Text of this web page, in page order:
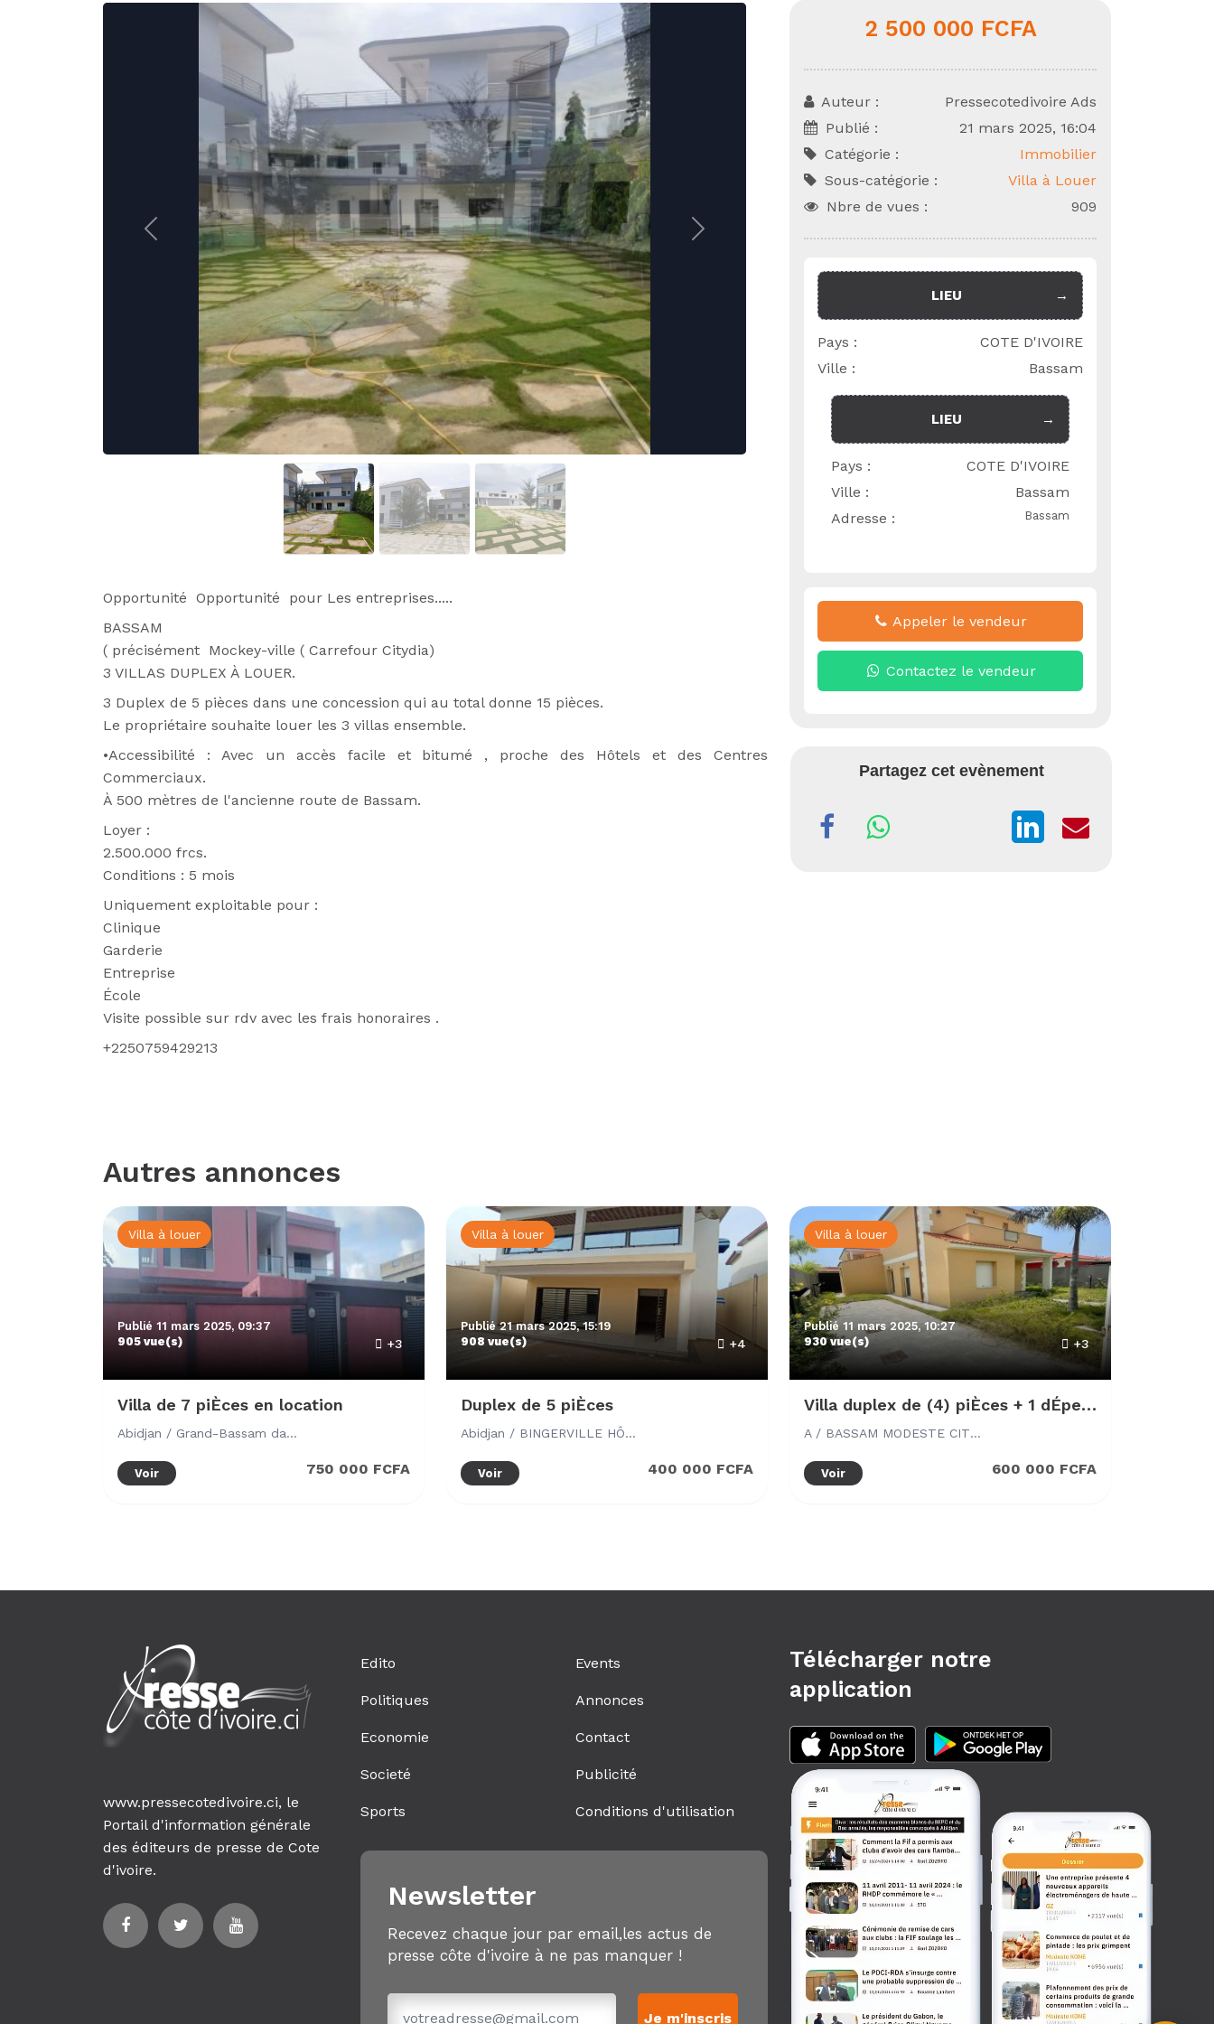
Classement FIFA: La Côte d'Ivoire occupe le 6ème rang africain et la 31e place mondiale
Previous Next
Opportunité  Opportunité  pour Les entreprises.....
BASSAM
( précisément  Mockey-ville ( Carrefour Citydia)
3 VILLAS DUPLEX À LOUER.
3 Duplex de 5 pièces dans une concession qui au total donne 15 pièces.
Le propriétaire souhaite louer les 3 villas ensemble.
•Accessibilité : Avec un accès facile et bitumé , proche des Hôtels et des Centres
Commerciaux.
À 500 mètres de l'ancienne route de Bassam.
Loyer :
2.500.000 frcs.
Conditions : 5 mois
Uniquement exploitable pour :
Clinique
Garderie
Entreprise
École
Visite possible sur rdv avec les frais honoraires .
+2250759429213
2 500 000 FCFA
Auteur :
Pressecotedivoire Ads
Publié :
21 mars 2025, 16:04
Catégorie :
Immobilier
Sous-catégorie :
Villa à Louer
Nbre de vues :
909
LIEU
Pays :
COTE D'IVOIRE
Ville :
Bassam
LIEU
Pays :
COTE D'IVOIRE
Ville :
Bassam
Adresse :
Bassam
Appeler le vendeur
Contactez le vendeur
Partagez cet evènement
Autres annonces
Publié 11 mars 2025, 09:37
905 vue(s)
Villa à louer
+3
Villa de 7 piÈces en location
Abidjan / Grand-Bassam dans la Cité Les Rosiers
Voir 750 000 FCFA
Publié 21 mars 2025, 15:19
908 vue(s)
Villa à louer
+4
Duplex de 5 piÈces
Abidjan / BINGERVILLE HÔPITAL MÈRE ENFANT
Voir 400 000 FCFA
Publié 11 mars 2025, 10:27
930 vue(s)
Villa à louer
+3
Villa duplex de (4) piÈces + 1 dÉpendance haut standing
A / BASSAM MODESTE CITÉ ITALIA
Voir 600 000 FCFA
www.pressecotedivoire.ci, le
Portail d'information générale
des éditeurs de presse de Cote
d'ivoire.
Edito
Politiques
Economie
Societé
Sports
Events
Annonces
Contact
Publicité
Conditions d'utilisation
Newsletter
Recevez chaque jour par email,les actus de
presse côte d'ivoire à ne pas manquer !
Je m'inscris
Télécharger notre
application